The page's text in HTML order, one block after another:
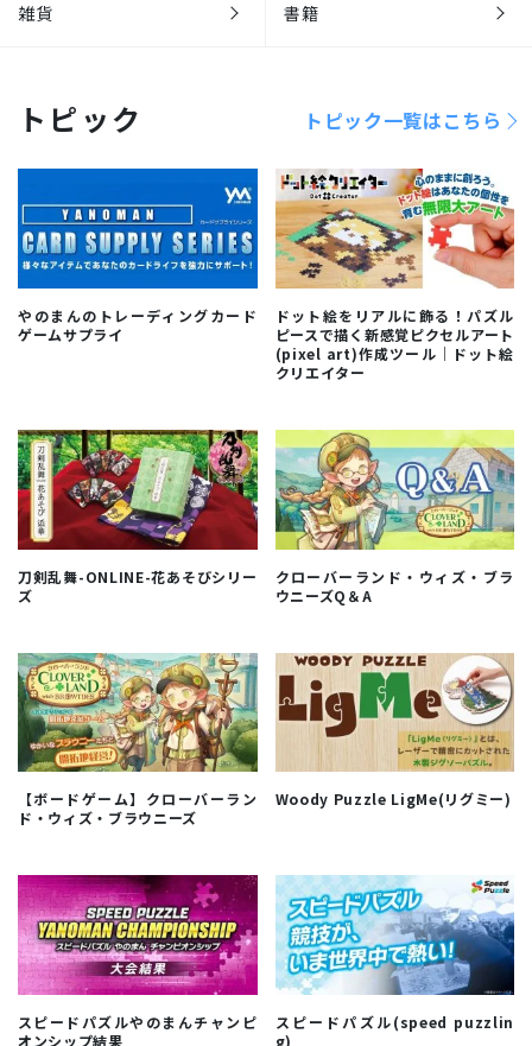
雑貨 書籍
トピック トピック一覧はこちら
やのまんのトレーディングカード
ゲームサプライ
ドット絵をリアルに飾る！パズル
ピースで描く新感覚ピクセルアート
(pixel art)作成ツール｜ドット絵
クリエイター
刀剣乱舞-ONLINE-花あそびシリー
ズ
クローバーランド・ウィズ・ブラ
ウニーズQ＆A
【ボードゲーム】クローバーラン
ド・ウィズ・ブラウニーズ
Woody Puzzle LigMe(リグミー)
スピードパズルやのまんチャンピ
オンシップ結果
スピードパズル(speed puzzlin
g)